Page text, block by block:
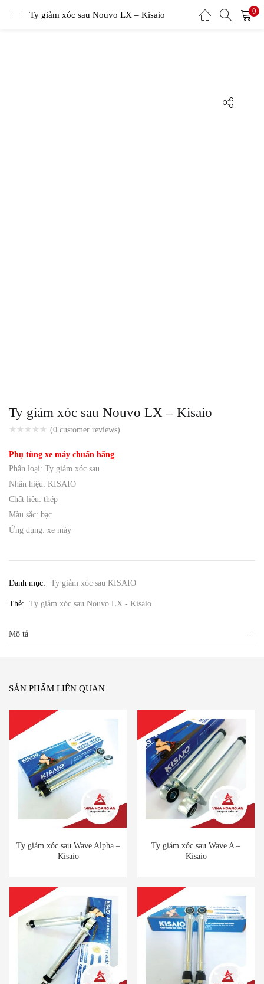
Ty giảm xóc sau Nouvo LX – Kisaio 0
Ty giảm xóc sau Nouvo LX – Kisaio
(0 customer reviews)
Phụ tùng xe máy chuẩn hãng
Phân loại: Ty giảm xóc sau
Nhãn hiệu: KISAIO
Chất liệu: thép
Màu sắc: bạc
Ứng dụng: xe máy
Danh mục: Ty giảm xóc sau KISAIO
Thẻ: Ty giảm xóc sau Nouvo LX - Kisaio
Mô tả
SẢN PHẨM LIÊN QUAN
Ty giảm xóc sau Wave Alpha –
Kisaio
Ty giảm xóc sau Wave A –
Kisaio
LOGIN